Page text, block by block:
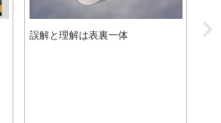
誤解と理解は表裏一体